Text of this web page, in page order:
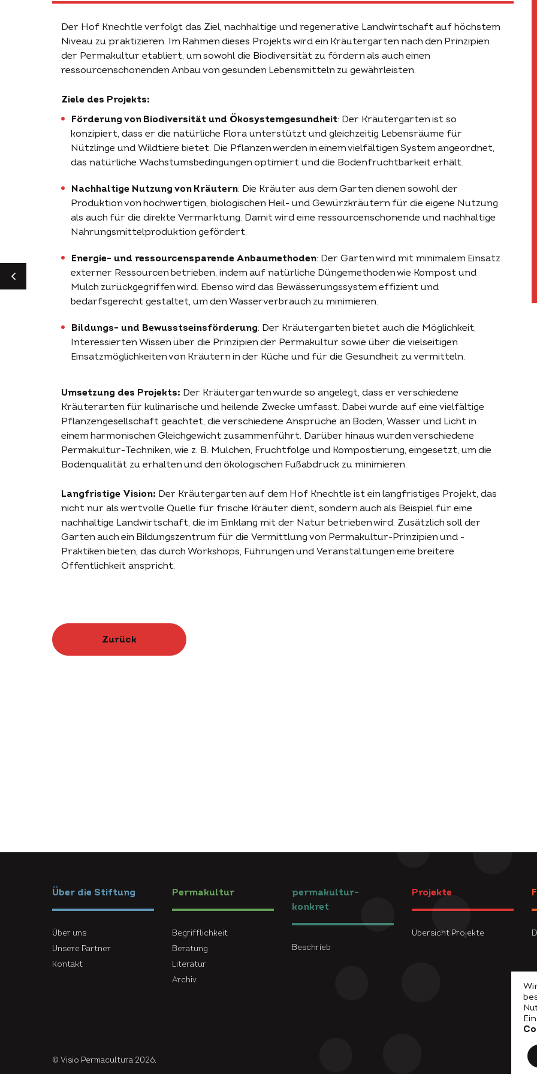
Der Hof Knechtle verfolgt das Ziel, nachhaltige und regenerative Landwirtschaft auf höchstem
Niveau zu praktizieren. Im Rahmen dieses Projekts wird ein Kräutergarten nach den Prinzipien
der Permakultur etabliert, um sowohl die Biodiversität zu fördern als auch einen
ressourcenschonenden Anbau von gesunden Lebensmitteln zu gewährleisten.
Ziele des Projekts:
Förderung von Biodiversität und Ökosystemgesundheit: Der Kräutergarten ist so
konzipiert, dass er die natürliche Flora unterstützt und gleichzeitig Lebensräume für
Nützlinge und Wildtiere bietet. Die Pflanzen werden in einem vielfältigen System angeordnet,
das natürliche Wachstumsbedingungen optimiert und die Bodenfruchtbarkeit erhält.
Nachhaltige Nutzung von Kräutern: Die Kräuter aus dem Garten dienen sowohl der
Produktion von hochwertigen, biologischen Heil- und Gewürzkräutern für die eigene Nutzung
als auch für die direkte Vermarktung. Damit wird eine ressourcenschonende und nachhaltige
Nahrungsmittelproduktion gefördert.
Energie- und ressourcensparende Anbaumethoden: Der Garten wird mit minimalem Einsatz
externer Ressourcen betrieben, indem auf natürliche Düngemethoden wie Kompost und
Mulch zurückgegriffen wird. Ebenso wird das Bewässerungssystem effizient und
bedarfsgerecht gestaltet, um den Wasserverbrauch zu minimieren.
Bildungs- und Bewusstseinsförderung: Der Kräutergarten bietet auch die Möglichkeit,
Interessierten Wissen über die Prinzipien der Permakultur sowie über die vielseitigen
Einsatzmöglichkeiten von Kräutern in der Küche und für die Gesundheit zu vermitteln.
Umsetzung des Projekts: Der Kräutergarten wurde so angelegt, dass er verschiedene
Kräuterarten für kulinarische und heilende Zwecke umfasst. Dabei wurde auf eine vielfältige
Pflanzengesellschaft geachtet, die verschiedene Ansprüche an Boden, Wasser und Licht in
einem harmonischen Gleichgewicht zusammenführt. Darüber hinaus wurden verschiedene
Permakultur-Techniken, wie z. B. Mulchen, Fruchtfolge und Kompostierung, eingesetzt, um die
Bodenqualität zu erhalten und den ökologischen Fußabdruck zu minimieren.
Langfristige Vision: Der Kräutergarten auf dem Hof Knechtle ist ein langfristiges Projekt, das
nicht nur als wertvolle Quelle für frische Kräuter dient, sondern auch als Beispiel für eine
nachhaltige Landwirtschaft, die im Einklang mit der Natur betrieben wird. Zusätzlich soll der
Garten auch ein Bildungszentrum für die Vermittlung von Permakultur-Prinzipien und -
Praktiken bieten, das durch Workshops, Führungen und Veranstaltungen eine breitere
Öffentlichkeit anspricht.
Zurück
ZURÜCK
Über die Stiftung
Über uns
Unsere Partner
Kontakt
Permakultur
Begrifflichkeit
Beratung
Literatur
Archiv
permakultur-
konkret
Beschrieb
Projekte
Übersicht Projekte
© Visio Permacultura 2026.